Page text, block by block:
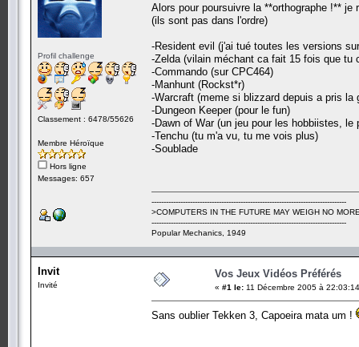
Profil challenge
Classement : 6478/55626
Membre Héroïque
Hors ligne
Messages: 657
Alors pour poursuivre la **orthographe !** je
(ils sont pas dans l'ordre)
-Resident evil (j'ai tué toutes les versions
-Zelda (vilain méchant ca fait 15 fois que
-Commando (sur CPC464)
-Manhunt (Rockst*r)
-Warcraft (meme si blizzard depuis a pris la
-Dungeon Keeper (pour le fun)
-Dawn of War (un jeu pour les hobbiistes, le
-Tenchu (tu m'a vu, tu me vois plus)
-Soublade
---------------------------------------------------------------------------------
>COMPUTERS IN THE FUTURE MAY WEIGH NO
---------------------------------------------------------------------------------
Popular Mechanics, 1949
Invit
Invité
Vos Jeux Vidéos Préférés
« #1 le: 11 Décembre 2005 à
Sans oublier Tekken 3, Capoeira mata um !